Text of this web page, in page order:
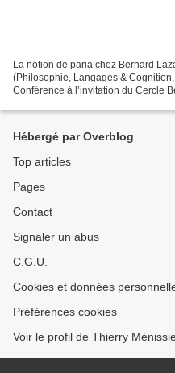
La notion de paria chez Bernard
(Philosophie, Langages &
Conférence à l’invitation du Cercle
Hébergé par Overblog
Top articles
Pages
Contact
Signaler un abus
C.G.U.
Cookies et données
Préférences cookies
Voir le profil de Thierry